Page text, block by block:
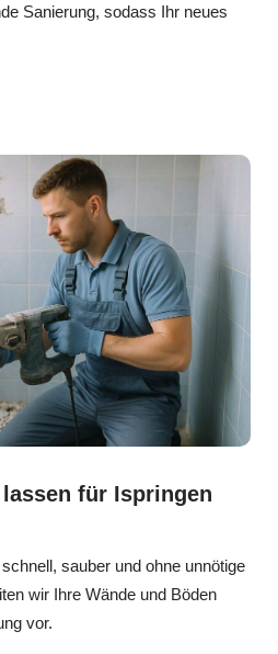
Sanierung, sodass Ihr neues
für Ispringen
sauber und ohne unnötige
wir Ihre Wände und Böden
vor.